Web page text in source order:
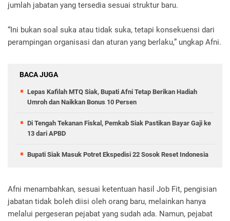
jumlah jabatan yang tersedia sesuai struktur baru.
“Ini bukan soal suka atau tidak suka, tetapi konsekuensi dari
perampingan organisasi dan aturan yang berlaku,” ungkap Afni.
BACA JUGA
Lepas Kafilah MTQ Siak, Bupati Afni Tetap Berikan Hadiah
Umroh dan Naikkan Bonus 10 Persen
Di Tengah Tekanan Fiskal, Pemkab Siak Pastikan Bayar Gaji ke
13 dari APBD
Bupati Siak Masuk Potret Ekspedisi 22 Sosok Reset Indonesia
Afni menambahkan, sesuai ketentuan hasil Job Fit, pengisian
jabatan tidak boleh diisi oleh orang baru, melainkan hanya
melalui pergeseran pejabat yang sudah ada. Namun, pejabat